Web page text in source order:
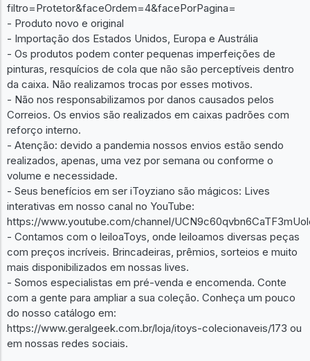
filtro=Protetor&faceOrdem=4&facePorPagina=
- Produto novo e original
- Importação dos Estados Unidos, Europa e Austrália
- Os produtos podem conter pequenas imperfeições de
pinturas, resquícios de cola que não são perceptíveis dentro
da caixa. Não realizamos trocas por esses motivos.
- Não nos responsabilizamos por danos causados pelos
Correios. Os envios são realizados em caixas padrões com
reforço interno.
- Atenção: devido a pandemia nossos envios estão sendo
realizados, apenas, uma vez por semana ou conforme o
volume e necessidade.
- Seus benefícios em ser iToyziano são mágicos: Lives
interativas em nosso canal no YouTube:
https://www.youtube.com/channel/
- Contamos com o leiloaToys, onde leiloamos diversas peças
com preços incríveis. Brincadeiras, prêmios, sorteios e muito
mais disponibilizados em nossas lives.
- Somos especialistas em pré-venda e encomenda. Conte
com a gente para ampliar a sua coleção. Conheça um pouco
do nosso catálogo em:
https://www.geralgeek.com.br/loja/itoys-colecionaveis/173 ou
em nossas redes sociais.